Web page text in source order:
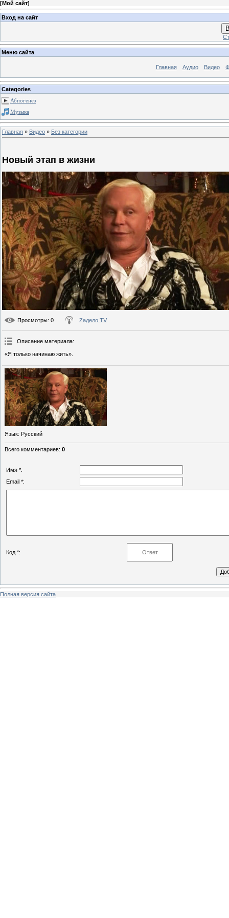
[Мой сайт]
Вход на сайт
Меню сайта
Главная Аудио Видео
Categories
Абиогенез
Музыка
Главная » Видео » Без категории
Новый этап в жизни
Просмотры: 0 Zадело TV
Описание материала:
«Я только начинаю жить».
Язык: Русский
Всего комментариев: 0
Имя *:
Email *:
Код *:
Полная версия сайта